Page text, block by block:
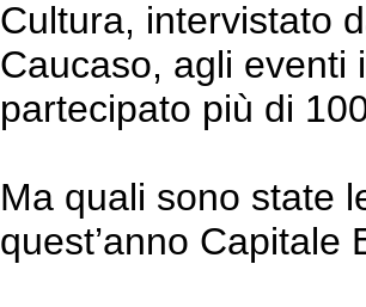
Cultura, intervistato
Caucaso, agli eventi
partecipato più di
Ma quali sono state
quest’anno Capitale